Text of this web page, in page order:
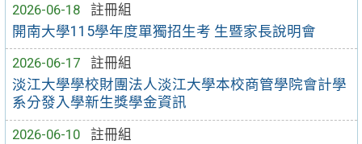
2026-06-18
註冊組
開南大學115學年度單獨招生考 生暨家長說明會
2026-06-17
註冊組
淡江大學學校財團法人淡江大學本校商管學院會計學
系分發入學新生獎學金資訊
2026-06-10
註冊組